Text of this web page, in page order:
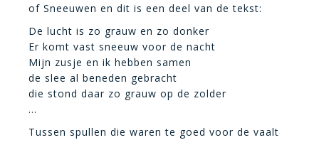
of Sneeuwen en dit is een deel van de tekst:
De lucht is zo grauw en zo donker
Er komt vast sneeuw voor de nacht
Mijn zusje en ik hebben samen
de slee al beneden gebracht
die stond daar zo grauw op de zolder
…
Tussen spullen die waren te goed voor de vaalt